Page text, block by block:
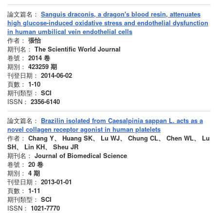
論文篇名： Sanguis draconis, a dragon's blood resin, attenuates
high glucose-induced oxidative stress and endothelial dysfunction
in human umbilical vein endothelial cells
作者： 張怡
期刊名： The Scientific World Journal
卷號： 2014 卷
期別： 423259 期
刊登日期： 2014-06-02
頁數： 1-10
期刊類型： SCI
ISSN： 2356-6140
論文篇名： Brazilin isolated from Caesalpinia sappan L. acts as a
novel collagen receptor agonist in human platelets
作者： Chang Y、 Huang SK、 Lu WJ、 Chung CL、 Chen WL、 Lu
SH、 Lin KH、 Sheu JR
期刊名： Journal of Biomedical Science
卷號： 20 卷
期別： 4 期
刊登日期： 2013-01-01
頁數： 1-11
期刊類型： SCI
ISSN： 1021-7770